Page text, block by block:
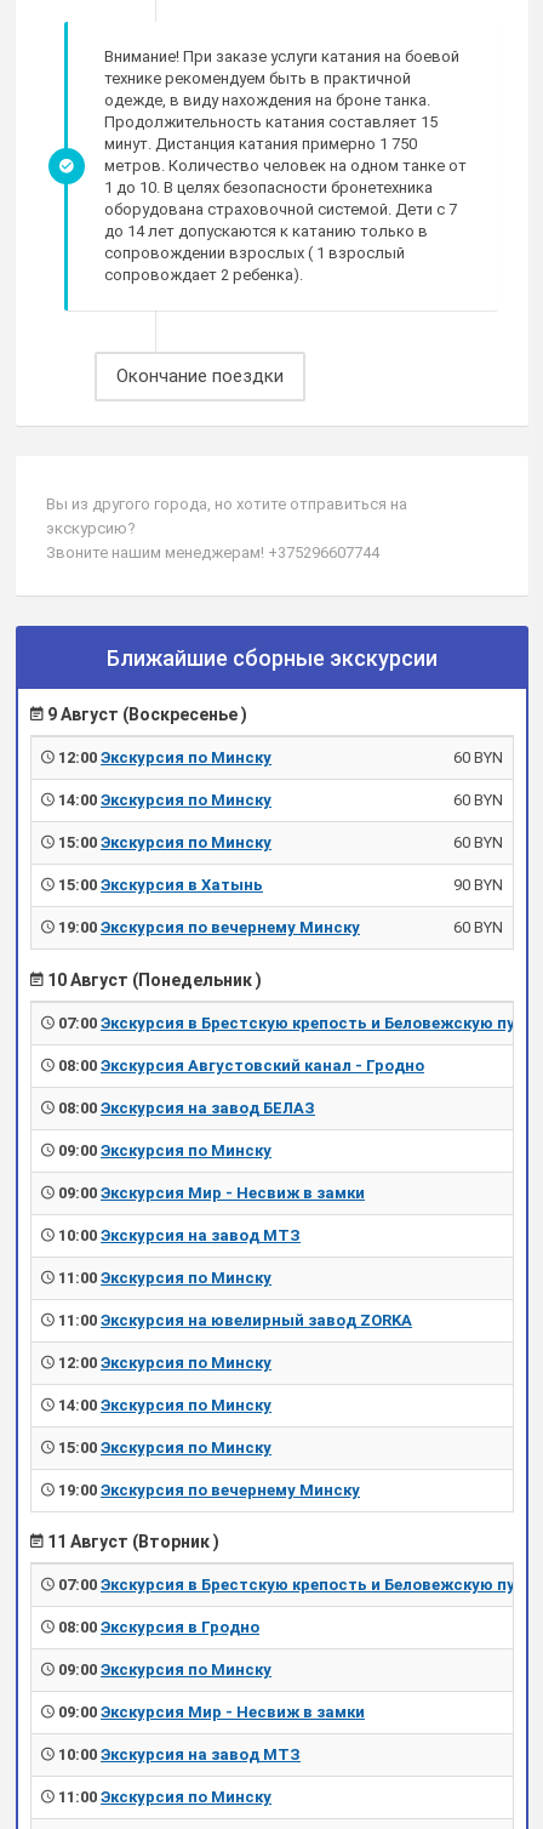
Внимание! При заказе услуги катания на боевой
технике рекомендуем быть в практичной
одежде, в виду нахождения на броне танка.
Продолжительность катания составляет 15
минут. Дистанция катания примерно 1 750
метров. Количество человек на одном танке от
1 до 10. В целях безопасности бронетехника
оборудована страховочной системой. Дети с 7
до 14 лет допускаются к катанию только в
сопровождении взрослых ( 1 взрослый
сопровождает 2 ребенка).
Вы из другого города, но хотите отправиться на
экскурсию?
Звоните нашим менеджерам! +375296607744
Ближайшие сборные экскурсии
9 Август (Воскресенье )
12:00 Экскурсия по Минску 60 BYN
14:00 Экскурсия по Минску 60 BYN
15:00 Экскурсия по Минску 60 BYN
15:00 Экскурсия в Хатынь 90 BYN
19:00 Экскурсия по вечернему Минску 60 BYN
10 Август (Понедельник )
07:00 Экскурсия в Брестскую крепость и Беловежскую пущу
08:00 Экскурсия Августовский канал - Гродно
08:00 Экскурсия на завод БЕЛАЗ
09:00 Экскурсия по Минску
09:00 Экскурсия Мир - Несвиж в замки
10:00 Экскурсия на завод МТЗ
11:00 Экскурсия по Минску
11:00 Экскурсия на ювелирный завод ZORKA
12:00 Экскурсия по Минску
14:00 Экскурсия по Минску
15:00 Экскурсия по Минску
19:00 Экскурсия по вечернему Минску
11 Август (Вторник )
07:00 Экскурсия в Брестскую крепость и Беловежскую пущу
08:00 Экскурсия в Гродно
09:00 Экскурсия по Минску
09:00 Экскурсия Мир - Несвиж в замки
10:00 Экскурсия на завод МТЗ
11:00 Экскурсия по Минску